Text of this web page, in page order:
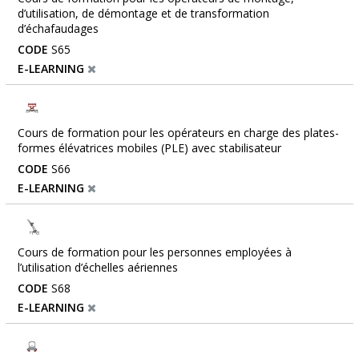
d’utilisation, de démontage et de transformation
d’échafaudages
CODE S65
E-LEARNING
Cours de formation pour les opérateurs en charge des plates-
formes élévatrices mobiles (PLE) avec stabilisateur
CODE S66
E-LEARNING
Cours de formation pour les personnes employées à
l’utilisation d’échelles aériennes
CODE S68
E-LEARNING